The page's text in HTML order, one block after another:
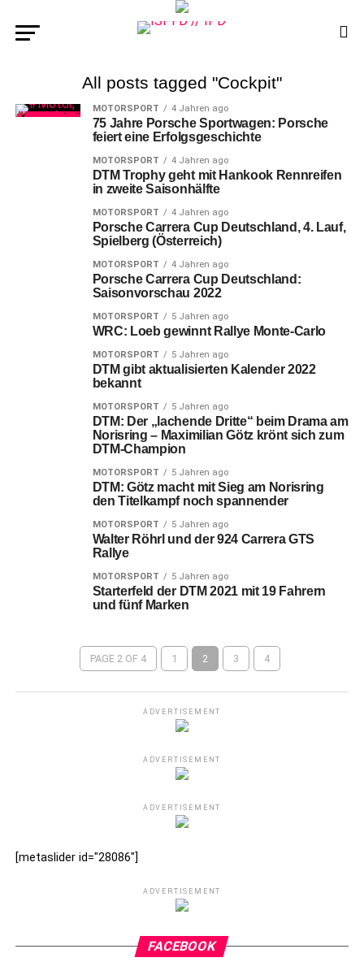
All posts tagged "Cockpit"
MOTORSPORT 4 Jahren ago
75 Jahre Porsche Sportwagen: Porsche
feiert eine Erfolgsgeschichte
MOTORSPORT 4 Jahren ago
DTM Trophy geht mit Hankook Rennreifen
in zweite Saisonhälfte
MOTORSPORT 4 Jahren ago
Porsche Carrera Cup Deutschland, 4. Lauf,
Spielberg (Österreich)
MOTORSPORT 4 Jahren ago
Porsche Carrera Cup Deutschland:
Saisonvorschau 2022
MOTORSPORT 5 Jahren ago
WRC: Loeb gewinnt Rallye Monte-Carlo
MOTORSPORT 5 Jahren ago
DTM gibt aktualisierten Kalender 2022
bekannt
MOTORSPORT 5 Jahren ago
DTM: Der „lachende Dritte“ beim Drama am
Norisring – Maximilian Götz krönt sich zum
DTM-Champion
MOTORSPORT 5 Jahren ago
DTM: Götz macht mit Sieg am Norisring
den Titelkampf noch spannender
MOTORSPORT 5 Jahren ago
Walter Röhrl und der 924 Carrera GTS
Rallye
MOTORSPORT 5 Jahren ago
Starterfeld der DTM 2021 mit 19 Fahrern
und fünf Marken
PAGE 2 OF 4 1 2 3 4
ADVERTISEMENT
ADVERTISEMENT
ADVERTISEMENT
[metaslider id="28086"]
ADVERTISEMENT
FACEBOOK